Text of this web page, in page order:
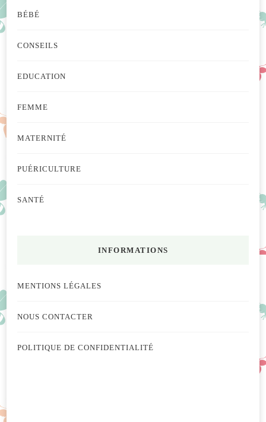
BÉBÉ
CONSEILS
EDUCATION
FEMME
MATERNITÉ
PUÉRICULTURE
SANTÉ
INFORMATIONS
MENTIONS LÉGALES
NOUS CONTACTER
POLITIQUE DE CONFIDENTIALITÉ